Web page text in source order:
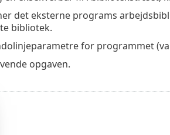
det eksterne programs
bibliotek.
for programmet
opgaven.